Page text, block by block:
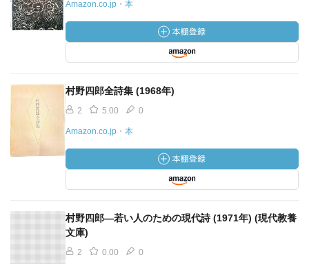
Amazon.co.jp・本
村野四郎全詩集 (1968年)
2 5.00 0
Amazon.co.jp・本
村野四郎―若い人のための現代詩 (1971年) (現代教養
文庫)
2 0.00 0